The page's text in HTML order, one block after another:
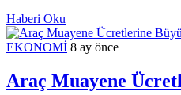
Haberi Oku
EKONOMİ 8 ay önce
Araç Muayene